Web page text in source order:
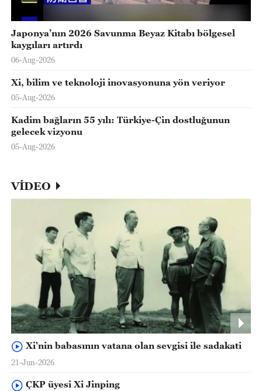
Japonya’nın 2026 Savunma Beyaz Kitabı bölgesel
kaygıları artırdı
06-Aug-2026
Xi, bilim ve teknoloji inovasyonuna yön veriyor
05-Aug-2026
Kadim bağların 55 yılı: Türkiye-Çin dostluğunun
gelecek vizyonu
05-Aug-2026
VİDEO
Xi'nin babasının vatana olan sevgisi ile sadakati
21-Jun-2026
ÇKP üyesi Xi Jinping